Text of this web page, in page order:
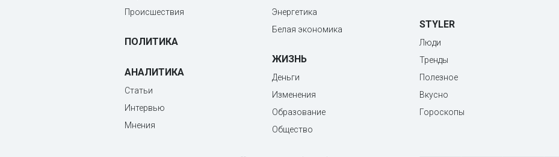
Происшествия
ПОЛИТИКА
АНАЛИТИКА
Статьи
Интервью
Мнения
Энергетика
Белая экономика
ЖИЗНЬ
Деньги
Изменения
Образование
Общество
STYLER
Люди
Тренды
Полезное
Вкусно
Гороскопы